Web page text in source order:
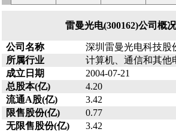
雷曼光电(300162)公司概况
公司名称
深圳雷曼光电科技股
所属行业
计算机、通信和其他
成立日期
2004-07-21
总股本(亿)
4.20
流通A股(亿)
3.42
限售股份(亿)
0.77
无限售股份(亿)
3.42